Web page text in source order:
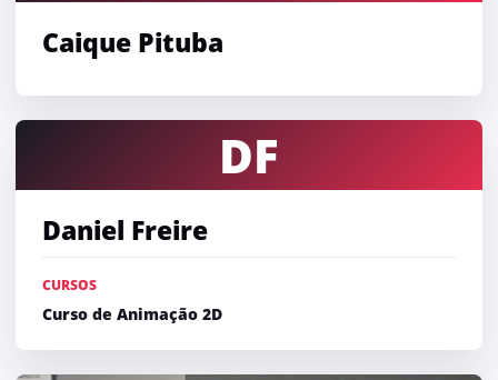
Caique Pituba
DF
Daniel Freire
CURSOS
Curso de Animação 2D